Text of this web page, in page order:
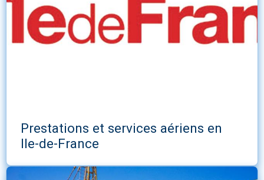
Prestations et services aériens en
Ile-de-France